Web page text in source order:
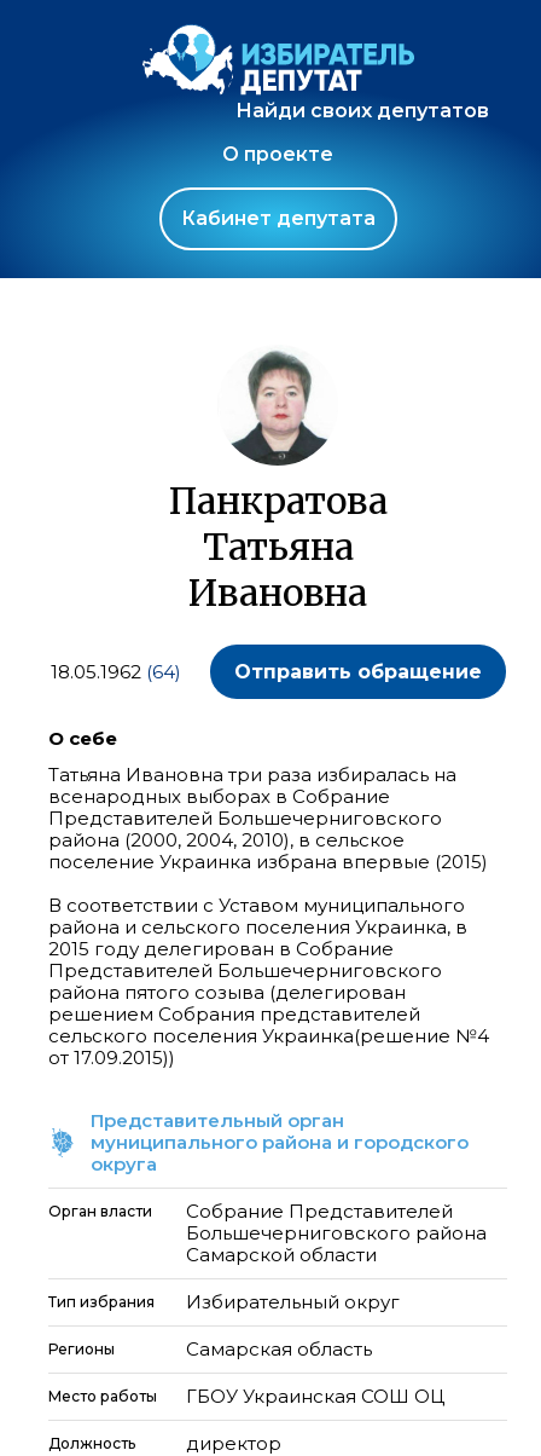
Найди своих депутатов
О проекте
Кабинет депутата
Панкратова
Татьяна
Ивановна
18.05.1962 (64) Отправить обращение
О себе
Татьяна Ивановна три раза избиралась на
всенародных выборах в Собрание
Представителей Большечерниговского
района (2000, 2004, 2010), в сельское
поселение Украинка избрана впервые (2015)
В соответствии с Уставом муниципального
района и сельского поселения Украинка, в
2015 году делегирован в Собрание
Представителей Большечерниговского
района пятого созыва (делегирован
решением Собрания представителей
сельского поселения Украинка(решение №4
от 17.09.2015))
Представительный орган
муниципального района и городского
округа
Орган власти
Собрание Представителей
Большечерниговского района
Самарской области
Тип избрания Избирательный округ
Регионы Самарская область
Место работы ГБОУ Украинская СОШ ОЦ
Должность директор